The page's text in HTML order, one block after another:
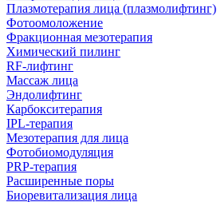
Плазмотерапия лица (плазмолифтинг)
Фотоомоложение
Фракционная мезотерапия
Химический пилинг
RF-лифтинг
Массаж лица
Эндолифтинг
Карбокситерапия
IPL‑терапия
Мезотерапия для лица
Фотобиомодуляция
PRP-терапия
Расширенные поры
Биоревитализация лица